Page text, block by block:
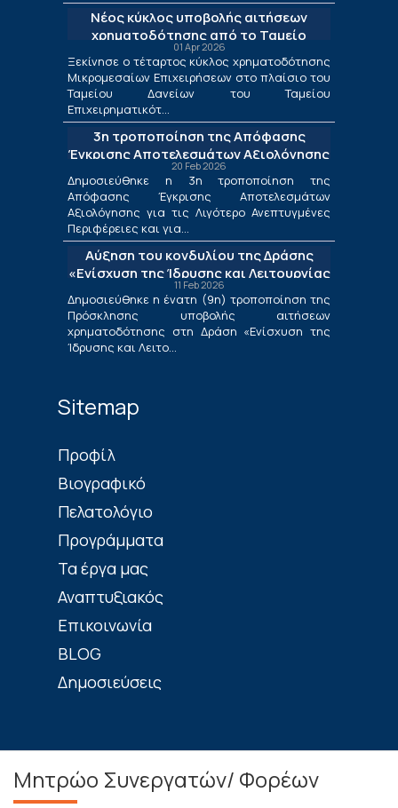
Νέος κύκλος υποβολής αιτήσεων
χρηματοδότησης από το Ταμείο
Δανείων του ΤΕΠΙΧ ΙΙΙ
01 Apr 2026
Ξεκίνησε ο τέταρτος κύκλος χρηματοδότησης
Μικρομεσαίων Επιχειρήσεων στο πλαίσιο του
Ταμείου Δανείων του Ταμείου
Επιχειρηματικότ...
3η τροποποίηση της Απόφασης
Έγκρισης Αποτελεσμάτων Αξιολόγησης
για τις Λιγότερο Ανεπτυγμένες
Περιφέρειες και για τις Περιφέρειες
Μετάβασης στο πλαίσιο της Δράσης
«Ενίσχυση της Ίδρυσης και Λειτουργίας
Νέων Μικρομεσαίων Τουριστικών
Επιχειρήσεων»
20 Feb 2026
Δημοσιεύθηκε η 3η τροποποίηση της
Απόφασης Έγκρισης Αποτελεσμάτων
Αξιολόγησης για τις Λιγότερο Ανεπτυγμένες
Περιφέρειες και για...
Αύξηση του κονδυλίου της Δράσης
«Ενίσχυση της Ίδρυσης και Λειτουργίας
Νέων Μικρομεσαίων Τουριστικών
Επιχειρήσεων»
11 Feb 2026
Δημοσιεύθηκε η ένατη (9η) τροποποίηση της
Πρόσκλησης υποβολής αιτήσεων
χρηματοδότησης στη Δράση «Ενίσχυση της
Ίδρυσης και Λειτο...
Sitemap
Πρoφίλ
Βιογραφικό
Πελατολόγιο
Προγράμματα
Τα έργα μας
Αναπτυξιακός
Επικοινωνία
BLOG
Δημοσιεύσεις
Μητρώο Συνεργατών/ Φορέων